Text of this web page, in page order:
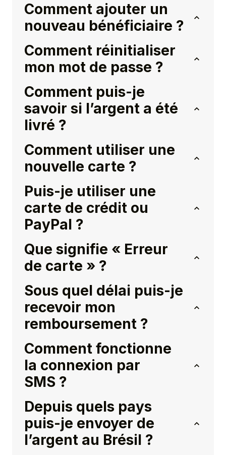
Comment ajouter un
nouveau bénéficiaire ?
Comment réinitialiser
mon mot de passe ?
Comment puis-je
savoir si l’argent a été
livré ?
Comment utiliser une
nouvelle carte ?
Puis-je utiliser une
carte de crédit ou
PayPal ?
Que signifie « Erreur
de carte » ?
Sous quel délai puis-je
recevoir mon
remboursement ?
Comment fonctionne
la connexion par
SMS ?
Depuis quels pays
puis-je envoyer de
l’argent au Brésil ?